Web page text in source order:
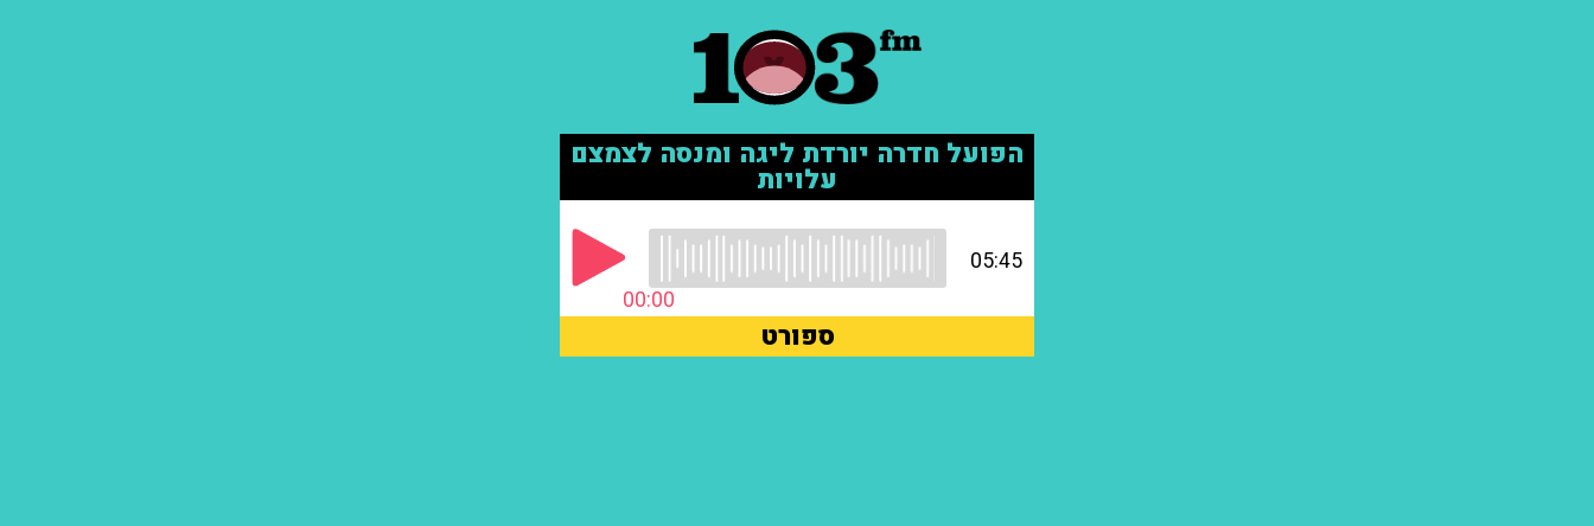
הפועל חדרה יורדת ליגה ומנסה לצמצם
עלויות
00:00
05:45
ספורט